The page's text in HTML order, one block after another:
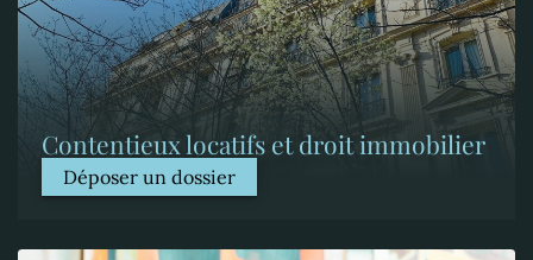
Contentieux locatifs et droit immobilier
Déposer un dossier